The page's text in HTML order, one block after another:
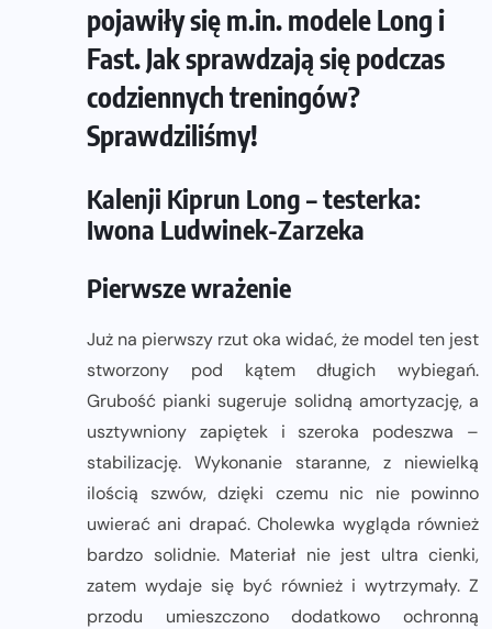
pojawiły się m.in. modele Long i
Fast. Jak sprawdzają się podczas
codziennych treningów?
Sprawdziliśmy!
Kalenji Kiprun Long – testerka:
Iwona Ludwinek-Zarzeka
Pierwsze wrażenie
Już na pierwszy rzut oka widać, że model ten jest
stworzony pod kątem długich wybiegań.
Grubość pianki sugeruje solidną amortyzację, a
usztywniony zapiętek i szeroka podeszwa –
stabilizację. Wykonanie staranne, z niewielką
ilością szwów, dzięki czemu nic nie powinno
uwierać ani drapać. Cholewka wygląda również
bardzo solidnie. Materiał nie jest ultra cienki,
zatem wydaje się być również i wytrzymały. Z
przodu umieszczono dodatkowo ochronną